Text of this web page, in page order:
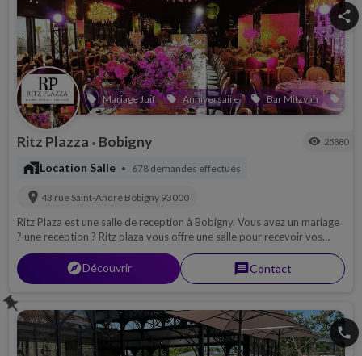
local_offer Mariage Juif local_offer Anniversaire local_offer Bar Mitzvah local_offer
share
Ritz Plazza • Bobigny visibility 25880
maps_home_work Location Salle • 678 demandes effectués
location_on 43 rue Saint-André Bobigny 93000
Ritz Plaza est une salle de reception à Bobigny. Vous avez un mariage
? une reception ? Ritz plaza vous offre une salle pour recevoir vos
invités dans un cadre chaleureux et somptueux.....
explorerDécouvrir messageContact
phone